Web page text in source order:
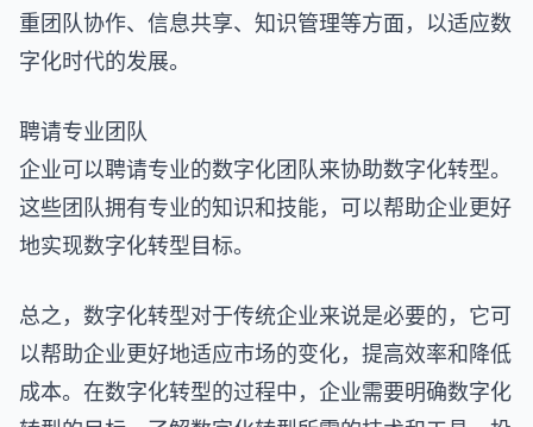
重团队协作、信息共享、知识管理等方面，以适应数
字化时代的发展。
聘请专业团队
企业可以聘请专业的数字化团队来协助数字化转型。
这些团队拥有专业的知识和技能，可以帮助企业更好
地实现数字化转型目标。
总之，数字化转型对于传统企业来说是必要的，它可
以帮助企业更好地适应市场的变化，提高效率和降低
成本。在数字化转型的过程中，企业需要明确数字化